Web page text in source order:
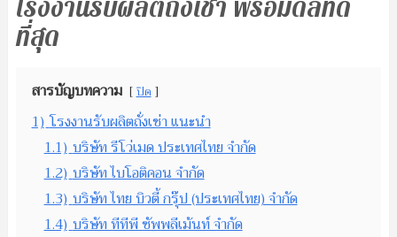
โรงงานรับผลิตถั่งเช่า พร้อมดีลที่ดี
ที่สุด
สารบัญบทความ ปิด
1) โรงงานรับผลิตถั่งเช่า แนะนำ
1.1) บริษัท รีโว่เมด ประเทศไทย จำกัด
1.2) บริษัท ไบโอติคอน จำกัด
1.3) บริษัท ไทย บิวตี้ กรุ๊ป (ประเทศไทย) จำกัด
1.4) บริษัท ทีทีพี ซัพพลีเม้นท์ จำกัด